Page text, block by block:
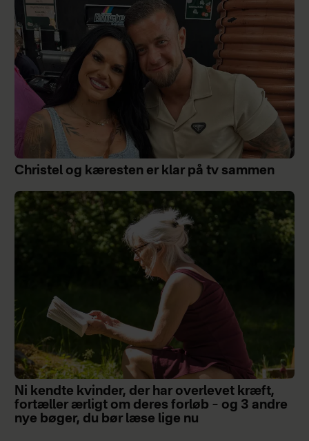
Christel og kæresten er klar på tv sammen
Ni kendte kvinder, der har overlevet kræft,
fortæller ærligt om deres forløb – og 3 andre
nye bøger, du bør læse lige nu